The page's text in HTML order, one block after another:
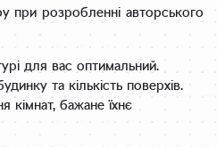
при розробленні авторського
для вас оптимальний.
та кількість поверхів.
кімнат, бажане їхнє